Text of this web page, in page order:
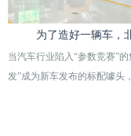
为了造好一辆车，
当汽车行业陷入“参数竞赛”
发”成为新车发布的标配噱头，